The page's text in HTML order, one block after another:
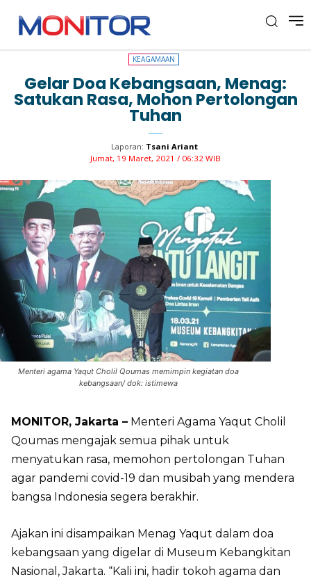
KEAGAMAAN
KEAGAMAAN
Gelar Doa Kebangsaan, Menag:
Satukan Rasa, Mohon Pertolongan
Tuhan
Laporan: Tsani Ariant
Jumat, 19 Maret, 2021 / 06:32 WIB
Menteri agama Yaqut Cholil Qoumas memimpin kegiatan doa
kebangsaan/ dok: istimewa
MONITOR, Jakarta – Menteri Agama Yaqut Cholil
Qoumas mengajak semua pihak untuk
menyatukan rasa, memohon pertolongan Tuhan
agar pandemi covid-19 dan musibah yang mendera
bangsa Indonesia segera berakhir.
Ajakan ini disampaikan Menag Yaqut dalam doa
kebangsaan yang digelar di Museum Kebangkitan
Nasional, Jakarta. “Kali ini, hadir tokoh agama dan